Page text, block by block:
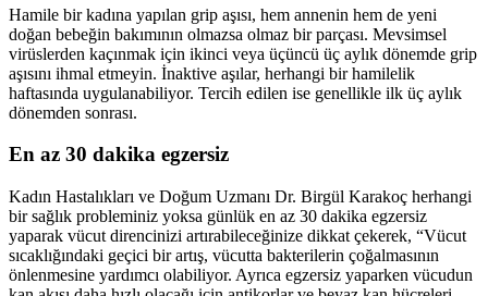
Hamile bir kadına yapılan grip aşısı, hem annenin hem de yeni
doğan bebeğin bakımının olmazsa olmaz bir parçası. Mevsimsel
virüslerden kaçınmak için ikinci veya üçüncü üç aylık dönemde grip
aşısını ihmal etmeyin. İnaktive aşılar, herhangi bir hamilelik
haftasında uygulanabiliyor. Tercih edilen ise genellikle ilk üç aylık
dönemden sonrası.
En az 30 dakika egzersiz
Kadın Hastalıkları ve Doğum Uzmanı Dr. Birgül Karakoç herhangi
bir sağlık probleminiz yoksa günlük en az 30 dakika egzersiz
yaparak vücut direncinizi artırabileceğinize dikkat çekerek, “Vücut
sıcaklığındaki geçici bir artış, vücutta bakterilerin çoğalmasının
önlenmesine yardımcı olabiliyor. Ayrıca egzersiz yaparken vücudun